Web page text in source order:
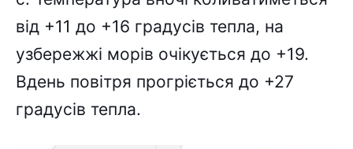
від +11 до +16 градусів тепла, на
узбережжі морів очікується до +19.
Вдень повітря прогріється до +27
градусів тепла.